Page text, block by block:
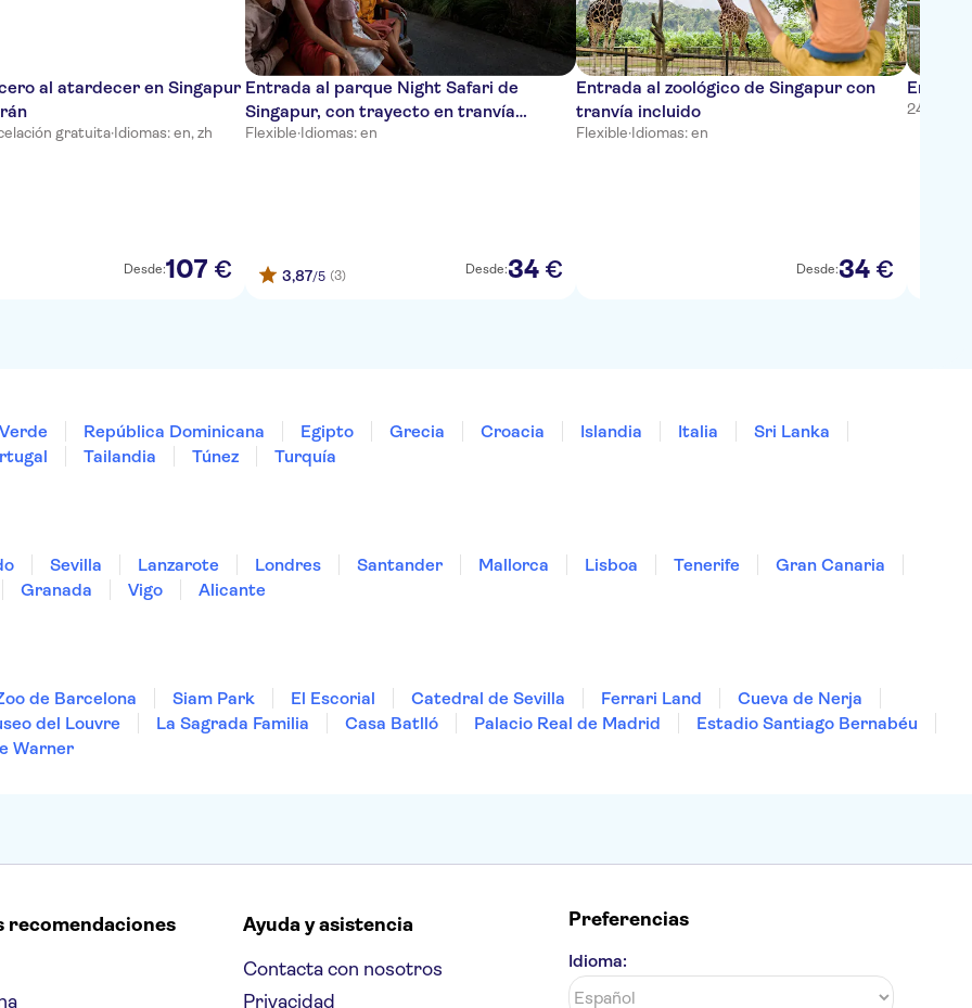
al atardecer en Singapur
gratuita·Idiomas: en, zh
Desde:107 €
Entrada al parque Night Safari de
Singapur, con trayecto en tranvía
incluido
Flexible·Idiomas: en
3,87/5 (3) Desde:34 €
Entrada al zoológico de Singapur con
tranvía incluido
Flexible·Idiomas: en
Desde:34 €
24 horas
República Dominicana Egipto Grecia Croacia Islandia Italia
Sri Lanka
Tailandia Túnez
Turquía
Sevilla Lanzarote Londres Santander Mallorca Lisboa Tenerife
Gran Canaria
Granada Vigo
Alicante
de Barcelona Siam Park El Escorial Catedral de Sevilla Ferrari Land
Cueva de Nerja
del Louvre La Sagrada Familia Casa Batlló Palacio Real de Madrid
Estadio Santiago Bernabéu
Warner
recomendaciones Ayuda y asistencia
Contacta con nosotros
Privacidad
Preferencias
Idioma: